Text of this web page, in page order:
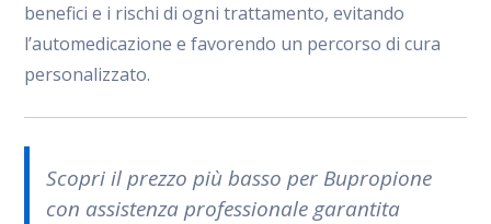
benefici e i rischi di ogni trattamento, evitando
l’automedicazione e favorendo un percorso di cura
personalizzato.
Scopri il prezzo più basso per Bupropione
con assistenza professionale garantita